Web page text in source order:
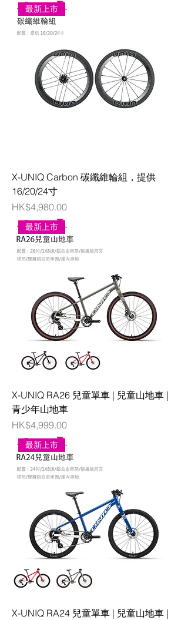
最新上市
X-UNIQ Carbon 碳纖維輪組，提供
16/20/24寸
價格
HK$4,980.00
最新上市
X-UNIQ RA26 兒童單車 | 兒童山地車 |
青少年山地車
價格
HK$4,999.00
最新上市
X-UNIQ RA24 兒童單車 | 兒童山地車 |